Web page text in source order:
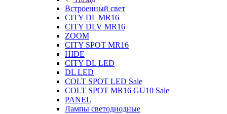
Встроенный свет
CITY DL MR16
CITY DLV MR16
ZOOM
CITY SPOT MR16
HIDE
CITY DL LED
DL LED
COLT SPOT LED Sale
COLT SPOT MR16 GU10 Sale
PANEL
Лампы светодиодные